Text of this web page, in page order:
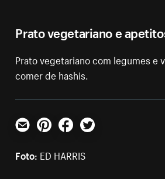
Prato vegetariano e
Prato vegetariano com legumes e
comer de hashis.
E-mailPinterestFacebookTwitter
Foto: ED HARRIS